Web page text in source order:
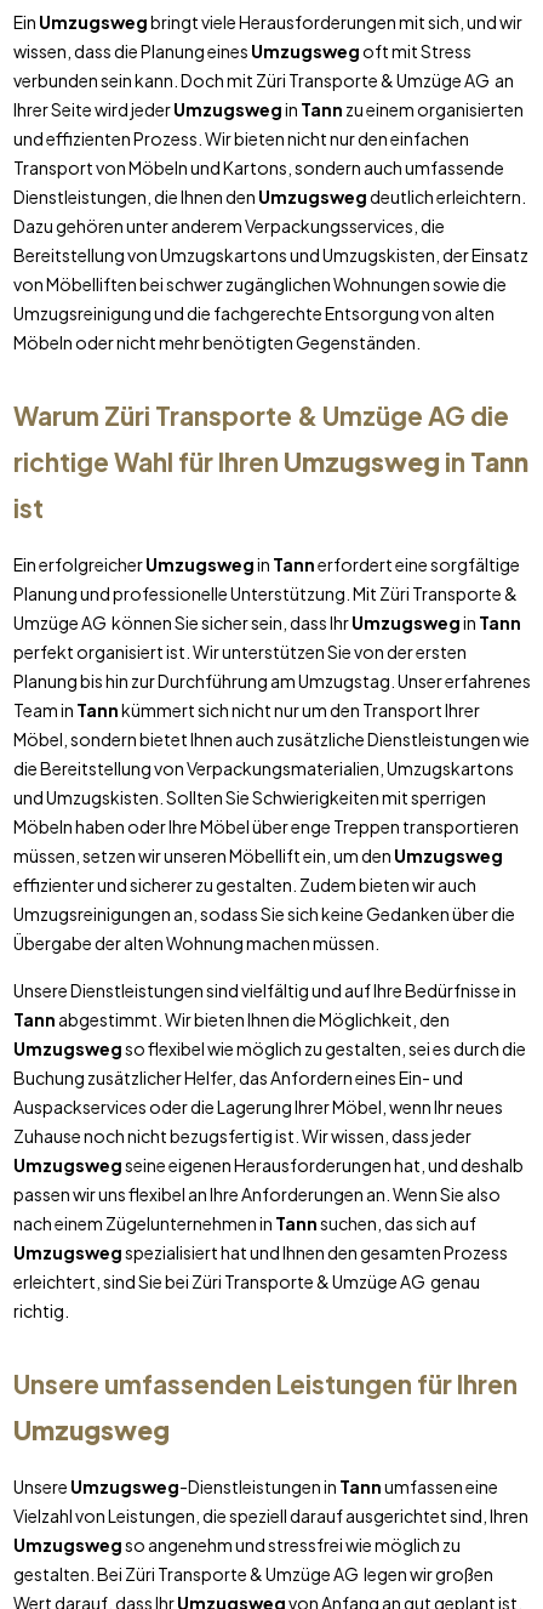
Ein Umzugswegbringt viele Herausforderungen mit sich, und wir
wissen, dass die Planung eines Umzugswegoft mit Stress
verbunden sein kann. Doch mit Züri Transporte & Umzüge AG an
Ihrer Seite wird jederUmzugswegin Tann zu einem organisierten
und effizienten Prozess. Wir bieten nicht nur den einfachen
Transport von Möbeln und Kartons, sondern auch umfassende
Dienstleistungen, die Ihnen den Umzugswegdeutlich erleichtern.
Dazu gehören unter anderem Verpackungsservices, die
Bereitstellung von Umzugskartons und Umzugskisten, der Einsatz
von Möbelliften bei schwer zugänglichen Wohnungen sowie die
Umzugsreinigung und die fachgerechte Entsorgung von alten
Möbeln oder nicht mehr benötigten Gegenständen.
Warum Züri Transporte & Umzüge AG die
richtige Wahl für Ihren Umzugsweg in Tann
ist
Ein erfolgreicherUmzugswegin Tannerfordert eine sorgfältige
Planung und professionelle Unterstützung. Mit Züri Transporte &
Umzüge AG können Sie sicher sein, dass IhrUmzugswegin Tann
perfekt organisiert ist. Wir unterstützen Sie von der ersten
Planung bis hin zur Durchführung am Umzugstag. Unser erfahrenes
Team in Tannkümmert sich nicht nur um den Transport Ihrer
Möbel, sondern bietet Ihnen auch zusätzliche Dienstleistungen wie
die Bereitstellung von Verpackungsmaterialien, Umzugskartons
und Umzugskisten. Sollten Sie Schwierigkeiten mit sperrigen
Möbeln haben oder Ihre Möbel über enge Treppen transportieren
müssen, setzen wir unseren Möbellift ein, um den Umzugsweg
effizienter und sicherer zu gestalten. Zudem bieten wir auch
Umzugsreinigungen an, sodass Sie sich keine Gedanken über die
Übergabe der alten Wohnung machen müssen.
Unsere Dienstleistungen sind vielfältig und auf Ihre Bedürfnisse in
Tann abgestimmt. Wir bieten Ihnen die Möglichkeit, den
Umzugswegso flexibel wie möglich zu gestalten, sei es durch die
Buchung zusätzlicher Helfer, das Anfordern eines Ein- und
Auspackservices oder die Lagerung Ihrer Möbel, wenn Ihr neues
Zuhause noch nicht bezugsfertig ist. Wir wissen, dass jeder
Umzugswegseine eigenen Herausforderungen hat, und deshalb
passen wir uns flexibel an Ihre Anforderungen an. Wenn Sie also
nach einem Zügelunternehmen in Tannsuchen, das sich auf
Umzugswegspezialisiert hat und Ihnen den gesamten Prozess
erleichtert, sind Sie bei Züri Transporte & Umzüge AG genau
richtig.
Unsere umfassenden Leistungen für Ihren
Umzugsweg
Unsere Umzugsweg-Dienstleistungen in Tannumfassen eine
Vielzahl von Leistungen, die speziell darauf ausgerichtet sind, Ihren
Umzugswegso angenehm und stressfrei wie möglich zu
gestalten. Bei Züri Transporte & Umzüge AG legen wir großen
Wert darauf, dass IhrUmzugswegvon Anfang an gut geplant ist.